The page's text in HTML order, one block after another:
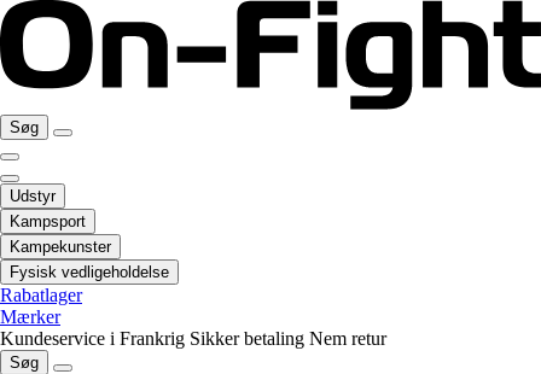
Søg
Udstyr
Kampsport
Kampekunster
Fysisk vedligeholdelse
Rabatlager
Mærker
Kundeservice i Frankrig Sikker betaling Nem retur
Søg